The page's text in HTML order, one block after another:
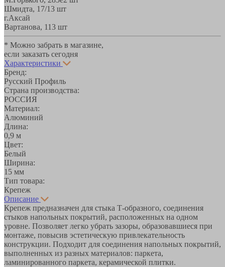
Шмидта, 17/13 шт
г.Аксай
Вартанова, 113 шт
* Можно забрать в магазине,
если заказать сегодня
Характеристики
Бренд:
Русский Профиль
Страна производства:
РОССИЯ
Материал:
Алюминий
Длина:
0,9 м
Цвет:
Белый
Ширина:
15 мм
Тип товара:
Крепеж
Описание
Крепеж предназначен для стыка Т-образного, соединения
стыков напольных покрытий, расположенных на одном
уровне. Позволяет легко убрать зазоры, образовавшиеся при
монтаже, повысив эстетическую привлекательность
конструкции. Подходит для соединения напольных покрытий,
выполненных из разных материалов: паркета,
ламинированного паркета, керамической плитки.